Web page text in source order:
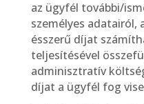
az ügyfél további/
személyes adatairól,
ésszerű díjat
teljesítésével
adminisztratív
díjat a ügyfél fog